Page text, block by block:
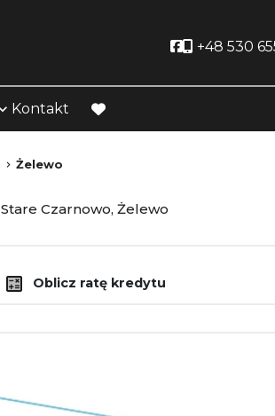
Social link
+48 530
Kontakt
favorite
Żelewo
Stare Czarnowo, Żelewo
Oblicz ratę kredytu